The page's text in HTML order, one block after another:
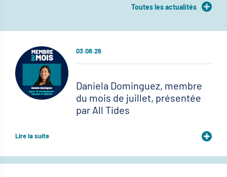
Toutes les actualités
03.08.26
Daniela Dominguez, membre
du mois de juillet, présentée
par All Tides
Lire la suite